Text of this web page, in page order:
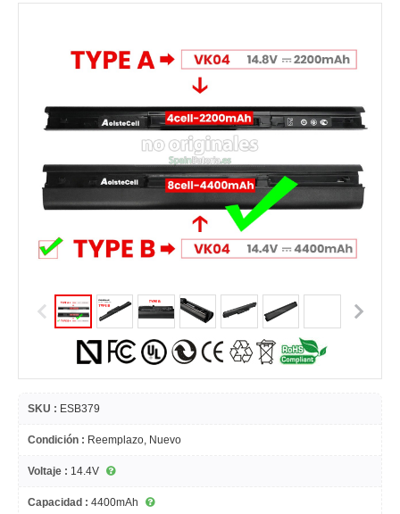
SKU : ESB379
Condición : Reemplazo, Nuevo
Voltaje : 14.4V
Capacidad : 4400mAh